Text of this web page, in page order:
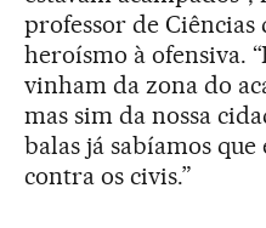
professor de Ciências
heroísmo à ofensiva.
vinham da zona do
mas sim da nossa
balas já sabíamos
contra os civis.”